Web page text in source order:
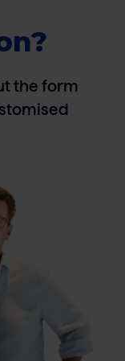
the form